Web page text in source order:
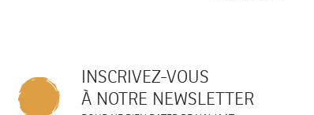
INSCRIVEZ-VOUS
À NOTRE NEWSLETTER